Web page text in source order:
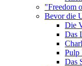
"Freedom
Bevor die
Die
Das
Pulp
Das